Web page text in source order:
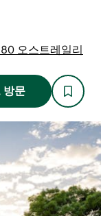
오스트레일리
방문